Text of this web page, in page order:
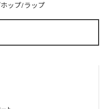
ホップ/ラップ